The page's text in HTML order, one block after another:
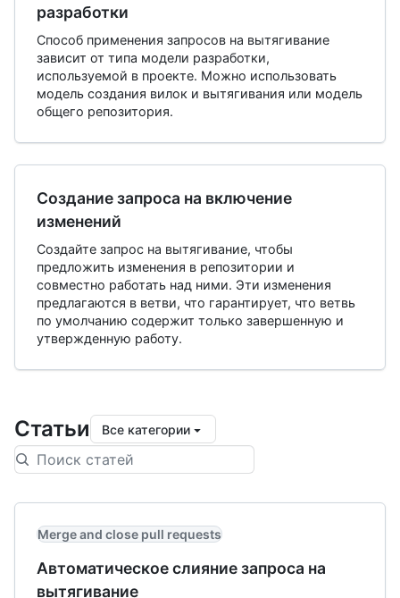
разработки
Способ применения запросов на вытягивание
зависит от типа модели разработки,
используемой в проекте. Можно использовать
модель создания вилок и вытягивания или модель
общего репозитория.
Создание запроса на включение
изменений
Создайте запрос на вытягивание, чтобы
предложить изменения в репозитории и
совместно работать над ними. Эти изменения
предлагаются в ветви, что гарантирует, что ветвь
по умолчанию содержит только завершенную и
утвержденную работу.
Статьи Все категории
Merge and close pull requests
Автоматическое слияние запроса на
вытягивание